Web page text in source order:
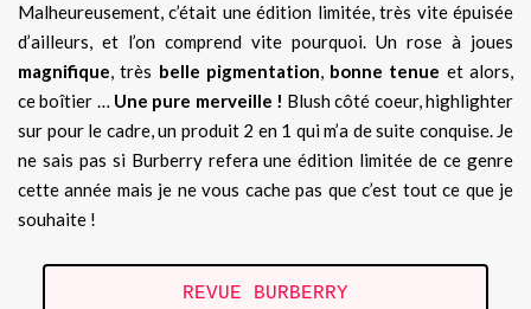
Malheureusement, c’était une édition limitée, très vite épuisée
d’ailleurs, et l’on comprend vite pourquoi. Un rose à joues
magnifique, très belle pigmentation, bonne tenue et alors,
ce boîtier … Une pure merveille ! Blush côté coeur, highlighter
sur pour le cadre, un produit 2 en 1 qui m’a de suite conquise. Je
ne sais pas si Burberry refera une édition limitée de ce genre
cette année mais je ne vous cache pas que c’est tout ce que je
souhaite !
REVUE BURBERRY